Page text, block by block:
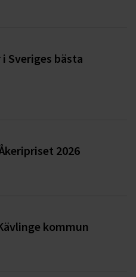
Sveriges bästa
2026
kommun